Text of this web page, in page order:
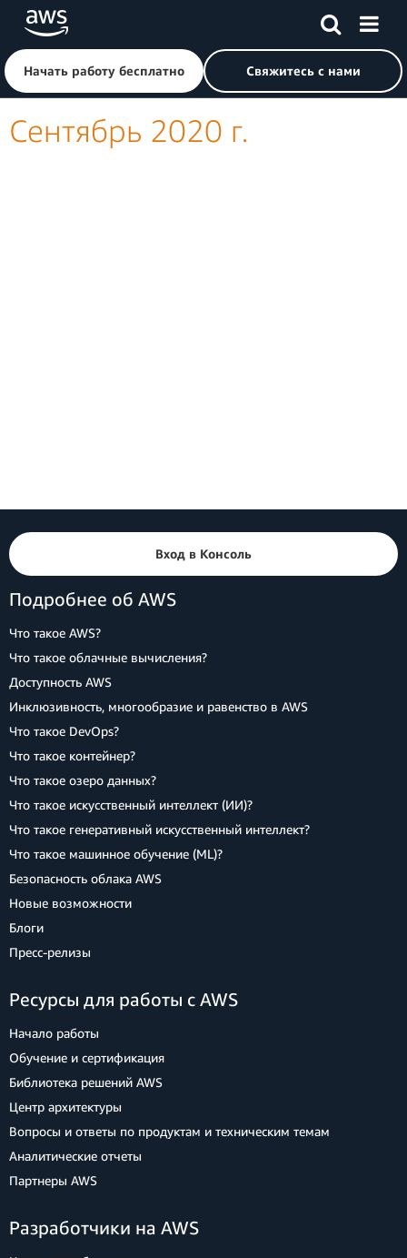
Перейти к главному контенту
Щелкните здесь, чтобы вернуться на главную страницу
Начать работу бесплатно Свяжитесь с нами
Сентябрь 2020 г.
Вход в Консоль
Подробнее об AWS
Что такое AWS?
Что такое облачные вычисления?
Доступность AWS
Инклюзивность, многообразие и равенство в AWS
Что такое DevOps?
Что такое контейнер?
Что такое озеро данных?
Что такое искусственный интеллект (ИИ)?
Что такое генеративный искусственный интеллект?
Что такое машинное обучение (ML)?
Безопасность облака AWS
Новые возможности
Блоги
Пресс‑релизы
Ресурсы для работы с AWS
Начало работы
Обучение и сертификация
Библиотека решений AWS
Центр архитектуры
Вопросы и ответы по продуктам и техническим темам
Аналитические отчеты
Партнеры AWS
Разработчики на AWS